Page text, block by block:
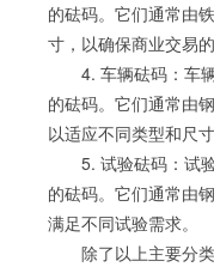
的砝码。它们通常由
寸，以确保商业交易
4. 车辆砝码：车
的砝码。它们通常由
以适应不同类型和尺寸
5. 试验砝码：试
的砝码。它们通常由
满足不同试验需求。
除了以上主要分